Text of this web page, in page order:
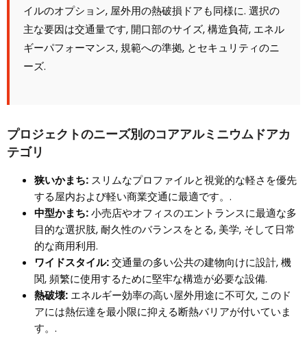
イルのオプション, 屋外用の熱破損ドアも同様に. 選択の
主な要因は交通量です, 開口部のサイズ, 構造負荷, エネル
ギーパフォーマンス, 規範への準拠, とセキュリティのニ
ーズ.
プロジェクトのニーズ別のコアアルミニウムドアカ
テゴリ
狭いかまち: スリムなプロファイルと視覚的な軽さを優先
する屋内および軽い商業交通に最適です。.
中型かまち:小売店やオフィスのエントランスに最適な多
目的な選択肢, 耐久性のバランスをとる, 美学, そして日常
的な商用利用.
ワイドスタイル:交通量の多い公共の建物向けに設計, 機
関, 頻繁に使用するために堅牢な構造が必要な設備.
熱破壊: エネルギー効率の高い屋外用途に不可欠, このド
アには熱伝達を最小限に抑える断熱バリアが付いていま
す。.